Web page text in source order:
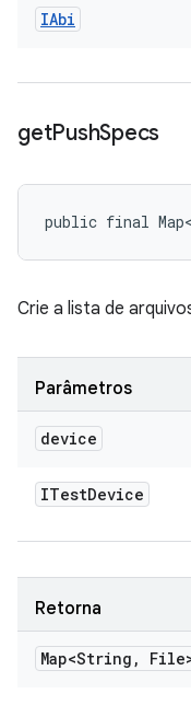
IAbi
getPushSpecs
public final
Crie a lista de
Parâmetros
device
ITestDevice
Retorna
Map<String ,